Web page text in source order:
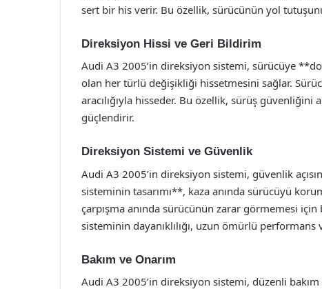
sert bir his verir. Bu özellik, sürücünün yol
Direksiyon Hissi ve Geri Bildirim
Audi A3 2005’in direksiyon sistemi, sürücüye
olan her türlü değişikliği hissetmesini sağlar.
aracılığıyla hisseder. Bu özellik, sürüş
güçlendirir.
Direksiyon Sistemi ve Güvenlik
Audi A3 2005’in direksiyon sistemi, güvenlik
sisteminin tasarımı**, kaza anında sürücüyü
çarpışma anında sürücünün zarar görmemesi
sisteminin dayanıklılığı, uzun ömürlü
Bakım ve Onarım
Audi A3 2005’in direksiyon sistemi, düzenli